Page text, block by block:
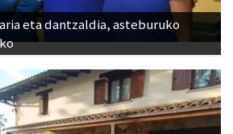
eta dantzaldia, asteburuko